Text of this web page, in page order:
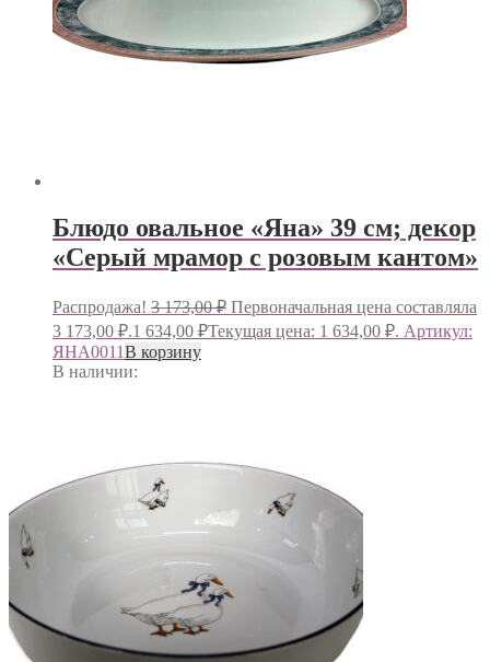
Блюдо овальное «Яна» 39 см; декор
«Серый мрамор с розовым кантом»
Распродажа! 3 173,00₽ Первоначальная цена составляла
3 173,00 ₽.1 634,00 ₽Текущая цена: 1 634,00 ₽. Артикул:
ЯНА0011В корзину
В наличии: